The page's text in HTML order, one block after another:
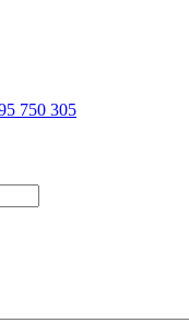
750 305